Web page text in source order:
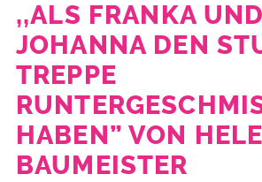
,,ALS FRANKA UND
JOHANNA DEN
TREPPE
HABEN” VON
BAUMEISTER